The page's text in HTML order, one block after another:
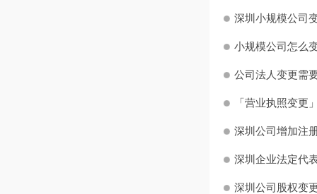
深圳小规模公司
小规模公司怎么
公司法人变更需
「营业执照变更
深圳公司增加注
深圳企业法定代
深圳公司股权变